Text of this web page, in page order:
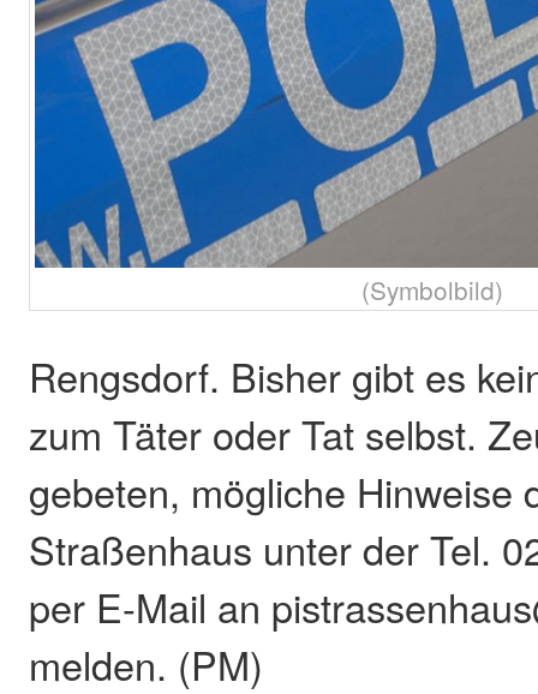
(Symbolbild)
Rengsdorf. Bisher gibt es
zum Täter oder Tat selbst.
gebeten, mögliche Hinweise
Straßenhaus unter der Tel.
per E-Mail an
melden. (PM)